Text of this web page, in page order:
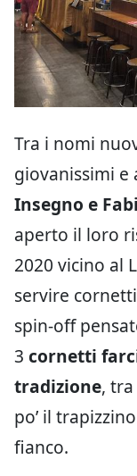
Tra i nomi
giovanissimi e
Insegno e
aperto il loro
2020 vicino al
servire
spin-off
3 cornetti
tradizione,
po’ il
fianco.